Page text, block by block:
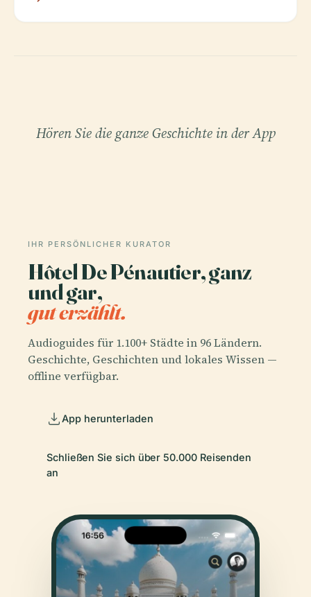
Hören Sie die ganze Geschichte in der App
IHR PERSÖNLICHER KURATOR
Hôtel De Pénautier, ganz
und gar,
gut erzählt.
Audioguides für 1.100+ Städte in 96 Ländern.
Geschichte, Geschichten und lokales Wissen —
offline verfügbar.
App herunterladen
Schließen Sie sich über 50.000 Reisenden
an